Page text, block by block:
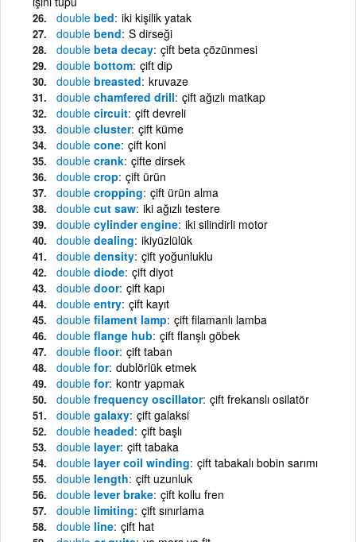
double bed iki kişilik yatak
double bend S dirseği
double beta decay çift beta çözünmesi
double bottom çift dip
double breasted kruvaze
double chamfered drill çift ağızlı matkap
double circuit çift devreli
double cluster çift küme
double cone çift koni
double crank çifte dirsek
double crop çift ürün
double cropping çift ürün alma
double cut saw iki ağızlı testere
double cylinder engine iki silindirli motor
double dealing ikiyüzlülük
double density çift yoğunluklu
double diode çift diyot
double door çift kapı
double entry çift kayıt
double filament lamp çift filamanlı lamba
double flange hub çift flanşlı göbek
double floor çift taban
double for dublörlük etmek
double for kontr yapmak
double frequency oscillator çift frekanslı osilatör
double galaxy çift galaksi
double headed çift başlı
double layer çift tabaka
double layer coil winding çift tabakalı bobin sarımı
double length çift uzunluk
double lever brake çift kollu fren
double limiting çift sınırlama
double line çift hat